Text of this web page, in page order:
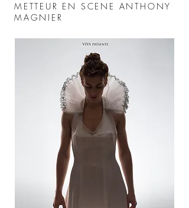
METTEUR EN SCENE ANTHONY
MAGNIER